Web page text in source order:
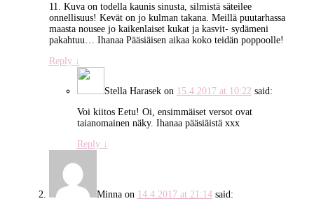
11. Kuva on todella kaunis sinusta, silmistä säteilee
onnellisuus! Kevät on jo kulman takana. Meillä puutarhassa
maasta nousee jo kaikenlaiset kukat ja kasvit- sydämeni
pakahtuu… Ihanaa Pääsiäisen aikaa koko teidän poppoolle!
Reply ↓
Stella Harasekon 15.4.2017 at 10:22 said:
Voi kiitos Eetu! Oi, ensimmäiset versot ovat
taianomainen näky. Ihanaa pääsiäistä xxx
Reply ↓
Minnaon 14.4.2017 at 21:14 said: